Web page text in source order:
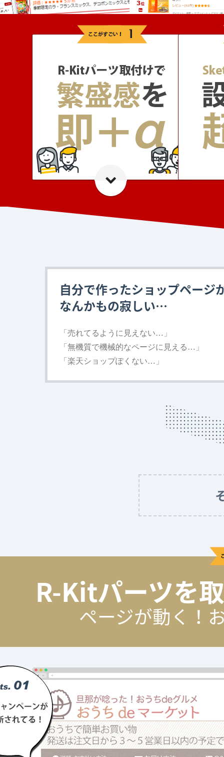
自分で作ったショップページ
なんかもの寂しい…
「売れてるように見えない…」
「無機質で機械的なページに見える…」
「楽天ショップぽくない…」
R-Kitパーツを
ページが動く！